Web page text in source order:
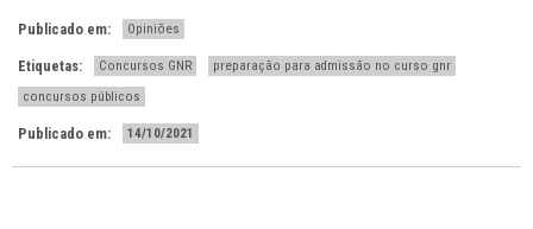
Publicado em: Opiniões
Etiquetas: Concursos GNR
preparação para admissão no curso gnr
concursos públicos
Publicado em: 14/10/2021